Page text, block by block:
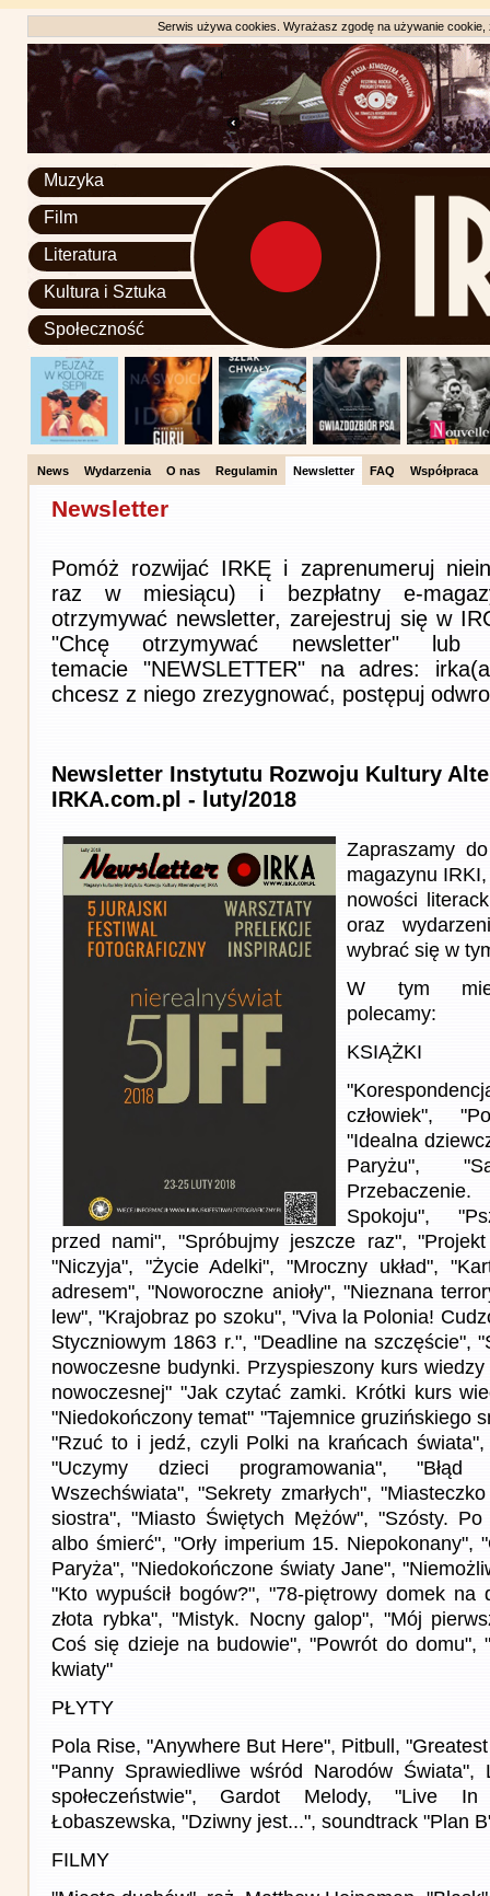
Serwis używa cookies. Wyrażasz zgodę na używanie
Muzyka
Film
Literatura
Kultura i Sztuka
Społeczność
News Wydarzenia O nas Regulamin Newsletter FAQ Współpraca
Newsletter
Pomóż rozwijać IRKĘ i zaprenumeruj
raz w miesiącu) i bezpłatny e-
otrzymywać newsletter, zarejestruj się w
"Chcę otrzymywać newsletter"
temacie "NEWSLETTER" na adres:
chcesz z niego zrezygnować, postępuj
Newsletter Instytutu Rozwoju Kultury
IRKA.com.pl - luty/2018
Zapraszamy
magazynu
nowości
oraz
wybrać się w
W tym
polecamy:
KSIĄŻKI
człowiek",
"Idealna
Paryżu",
Spokoju",
przed nami", "Spróbujmy jeszcze raz", "Projekt
"Niczyja", "Życie Adelki", "Mroczny układ",
adresem", "Noworoczne anioły", "Nieznana
lew", "Krajobraz po szoku", "Viva la Polonia!
Styczniowym 1863 r.", "Deadline na szczęście",
nowoczesne budynki. Przyspieszony kurs
nowoczesnej" "Jak czytać zamki. Krótki kurs
"Niedokończony temat" "Tajemnice gruzińskiego
"Rzuć to i jedź, czyli Polki na krańcach świata",
"Uczymy dzieci programowania", "Błąd
Wszechświata", "Sekrety zmarłych",
siostra", "Miasto Świętych Mężów", "Szósty.
albo śmierć", "Orły imperium 15. Niepokonany",
Paryża", "Niedokończone światy Jane",
"Kto wypuścił bogów?", "78-piętrowy domek na
złota rybka", "Mistyk. Nocny galop", "Mój
Coś się dzieje na budowie", "Powrót do domu",
kwiaty"
PŁYTY
Pola Rise, "Anywhere But Here", Pitbull,
"Panny Sprawiedliwe wśród Narodów
społeczeństwie", Gardot Melody, "Live
Łobaszewska, "Dziwny jest...", soundtrack "Plan
FILMY